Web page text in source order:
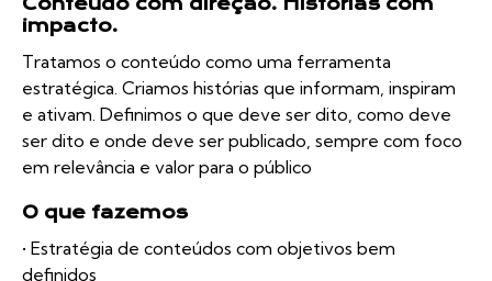
impacto.
Tratamos o conteúdo como uma ferramenta
estratégica. Criamos histórias que informam, inspiram
e ativam. Definimos o que deve ser dito, como deve
ser dito e onde deve ser publicado, sempre com foco
em relevância e valor para o público
O que fazemos
• Estratégia de conteúdos com objetivos bem
definidos